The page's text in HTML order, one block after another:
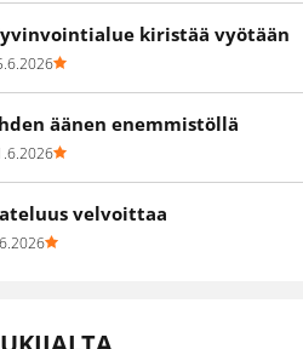
kiristää vyötään
äänen enemmistöllä
velvoittaa